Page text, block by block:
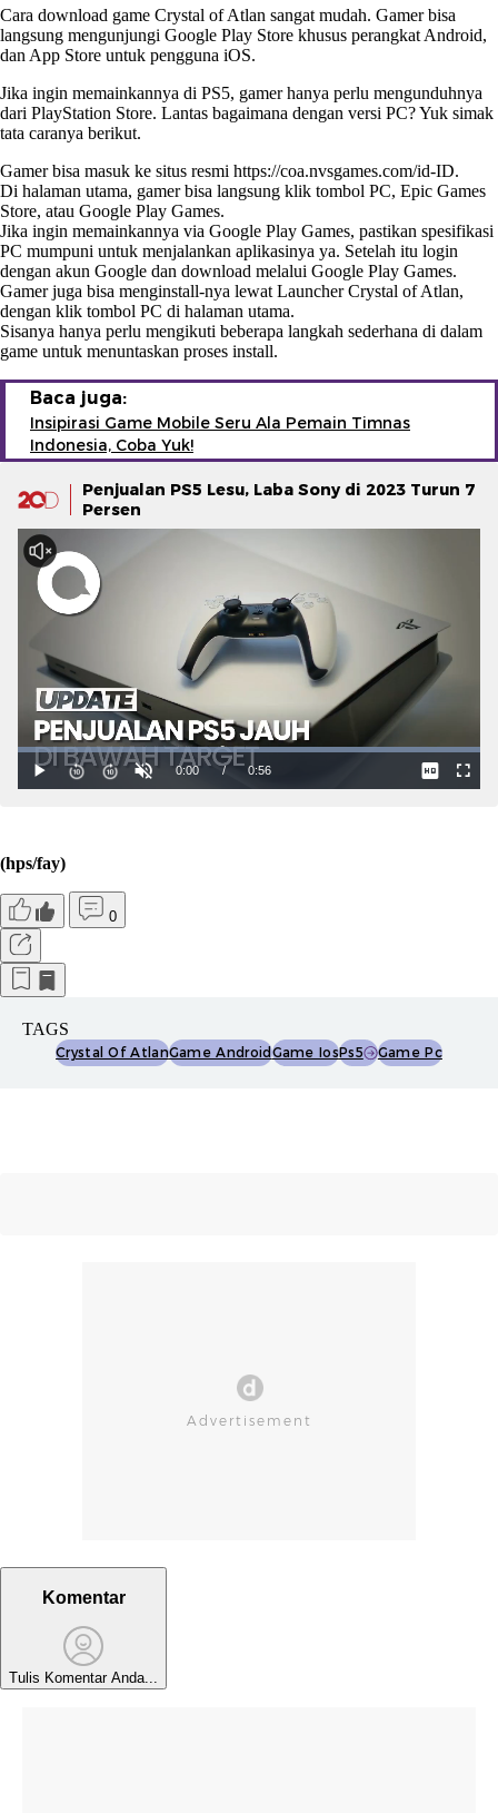
Cara download game Crystal of Atlan sangat mudah. Gamer bisa
langsung mengunjungi Google Play Store khusus perangkat Android,
dan App Store untuk pengguna iOS.
Jika ingin memainkannya di PS5, gamer hanya perlu mengunduhnya
dari PlayStation Store. Lantas bagaimana dengan versi PC? Yuk simak
tata caranya berikut.
Gamer bisa masuk ke situs resmi https://coa.nvsgames.com/id-ID.
Di halaman utama, gamer bisa langsung klik tombol PC, Epic Games
Store, atau Google Play Games.
Jika ingin memainkannya via Google Play Games, pastikan spesifikasi
PC mumpuni untuk menjalankan aplikasinya ya. Setelah itu login
dengan akun Google dan download melalui Google Play Games.
Gamer juga bisa menginstall-nya lewat Launcher Crystal of Atlan,
dengan klik tombol PC di halaman utama.
Sisanya hanya perlu mengikuti beberapa langkah sederhana di dalam
game untuk menuntaskan proses install.
Baca juga:
Insipirasi Game Mobile Seru Ala Pemain Timnas
Indonesia, Coba Yuk!
Penjualan PS5 Lesu, Laba Sony di 2023 Turun 7
Persen
(hps/fay)
0
TAGS
Crystal Of AtlanGame AndroidGame IosPs5 Game Pc
Komentar
Tulis Komentar Anda...